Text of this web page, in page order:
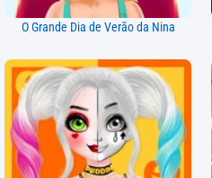
O Grande Dia de Verão da Nina